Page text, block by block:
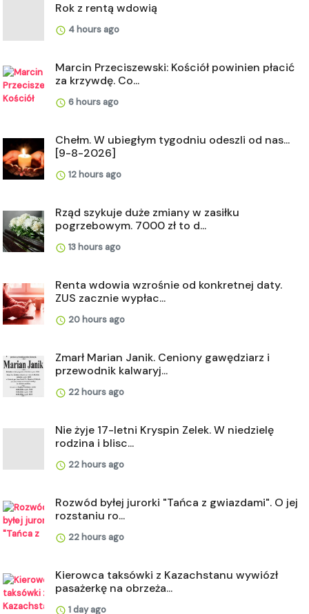
Rok z rentą wdowią
4 hours ago
Marcin Przeciszewski: Kościół powinien płacić
za krzywdę. Co...
6 hours ago
Chełm. W ubiegłym tygodniu odeszli od nas...
[9-8-2026]
12 hours ago
Rząd szykuje duże zmiany w zasiłku
pogrzebowym. 7000 zł to d...
13 hours ago
Renta wdowia wzrośnie od konkretnej daty.
ZUS zacznie wypłac...
20 hours ago
Zmarł Marian Janik. Ceniony gawędziarz i
przewodnik kalwaryj...
22 hours ago
Nie żyje 17-letni Kryspin Zelek. W niedzielę
rodzina i blisc...
22 hours ago
Rozwód byłej jurorki "Tańca z gwiazdami". O jej
rozstaniu ro...
22 hours ago
Kierowca taksówki z Kazachstanu wywiózł
pasażerkę na obrzeża...
1 day ago